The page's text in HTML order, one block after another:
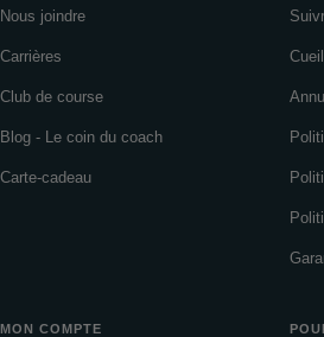
Nous joindre
Carrières
Club de course
Blog - Le coin du coach
Carte-cadeau
MON COMPTE